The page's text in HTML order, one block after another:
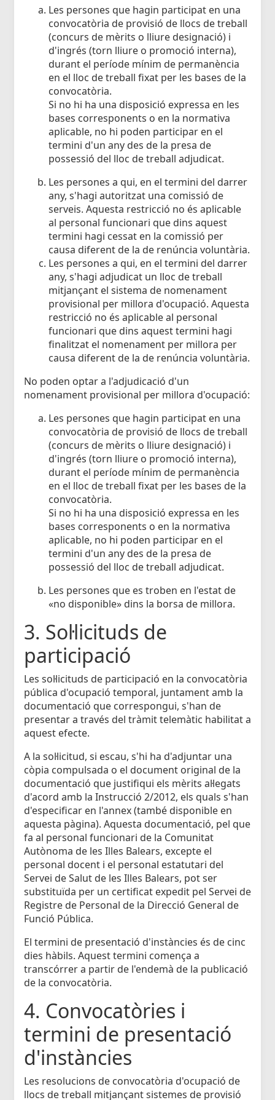
Les persones que hagin participat en una
convocatòria de provisió de llocs de treball
(concurs de mèrits o lliure designació) i
d'ingrés (torn lliure o promoció interna),
durant el període mínim de permanència
en el lloc de treball fixat per les bases de la
convocatòria.
Si no hi ha una disposició expressa en les
bases corresponents o en la normativa
aplicable, no hi poden participar en el
termini d'un any des de la presa de
possessió del lloc de treball adjudicat.
Les persones a qui, en el termini del darrer
any, s'hagi autoritzat una comissió de
serveis. Aquesta restricció no és aplicable
al personal funcionari que dins aquest
termini hagi cessat en la comissió per
causa diferent de la de renúncia voluntària.
Les persones a qui, en el termini del darrer
any, s'hagi adjudicat un lloc de treball
mitjançant el sistema de nomenament
provisional per millora d'ocupació. Aquesta
restricció no és aplicable al personal
funcionari que dins aquest termini hagi
finalitzat el nomenament per millora per
causa diferent de la de renúncia voluntària.
No poden optar a l'adjudicació d'un
nomenament provisional per millora d'ocupació:
Les persones que hagin participat en una
convocatòria de provisió de llocs de treball
(concurs de mèrits o lliure designació) i
d'ingrés (torn lliure o promoció interna),
durant el període mínim de permanència
en el lloc de treball fixat per les bases de la
convocatòria.
Si no hi ha una disposició expressa en les
bases corresponents o en la normativa
aplicable, no hi poden participar en el
termini d'un any des de la presa de
possessió del lloc de treball adjudicat.
Les persones que es troben en l'estat de
«no disponible» dins la borsa de millora.
3. Sol·licituds de
participació
Les sol·licituds de participació en la convocatòria
pública d'ocupació temporal, juntament amb la
documentació que correspongui, s'han de
presentar a través del tràmit telemàtic habilitat a
aquest efecte.
A la sol·licitud, si escau, s'hi ha d'adjuntar una
còpia compulsada o el document original de la
documentació que justifiqui els mèrits al·legats
d'acord amb la Instrucció 2/2012, els quals s'han
d'especificar en l'annex (també disponible en
aquesta pàgina). Aquesta documentació, pel que
fa al personal funcionari de la Comunitat
Autònoma de les Illes Balears, excepte el
personal docent i el personal estatutari del
Servei de Salut de les Illes Balears, pot ser
substituïda per un certificat expedit pel Servei de
Registre de Personal de la Direcció General de
Funció Pública.
El termini de presentació d'instàncies és de cinc
dies hàbils. Aquest termini comença a
transcórrer a partir de l'endemà de la publicació
de la convocatòria.
4. Convocatòries i
termini de presentació
d'instàncies
Les resolucions de convocatòria d'ocupació de
llocs de treball mitjançant sistemes de provisió